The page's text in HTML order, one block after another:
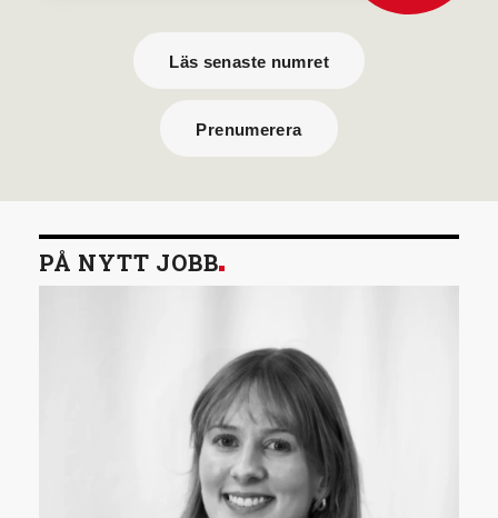
Läs senaste numret
Prenumerera
PÅ NYTT JOBB